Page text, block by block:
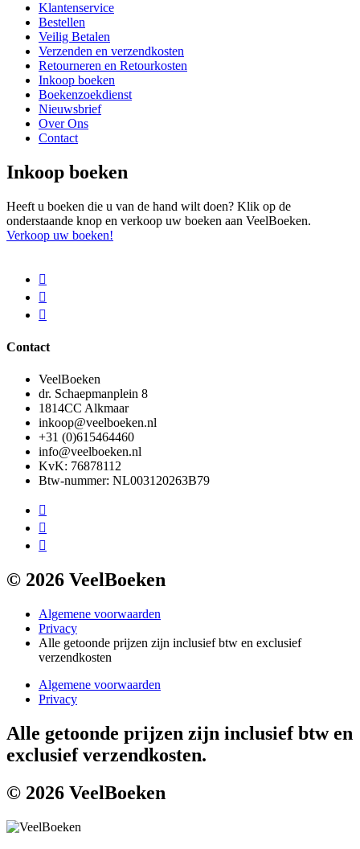
Klantenservice
Bestellen
Veilig Betalen
Verzenden en verzendkosten
Retourneren en Retourkosten
Inkoop boeken
Boekenzoekdienst
Nieuwsbrief
Over Ons
Contact
Inkoop boeken
Heeft u boeken die u van de hand wilt doen? Klik op de
onderstaande knop en verkoop uw boeken aan VeelBoeken.
Verkoop uw boeken!
Contact
VeelBoeken
dr. Schaepmanplein 8
1814CC Alkmaar
inkoop@veelboeken.nl
+31 (0)615464460
info@veelboeken.nl
KvK: 76878112
Btw-nummer: NL003120263B79
© 2026 VeelBoeken
Algemene voorwaarden
Privacy
Alle getoonde prijzen zijn inclusief btw en exclusief
verzendkosten
Algemene voorwaarden
Privacy
Alle getoonde prijzen zijn inclusief btw en
exclusief verzendkosten.
© 2026 VeelBoeken